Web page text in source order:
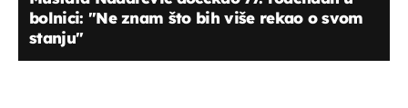
bolnici: "Ne znam što bih više rekao o svom
stanju"